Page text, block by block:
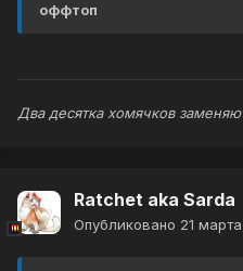
оффтоп
Два десятка хомячков
Ratchet aka Sarda
Опубликовано 21